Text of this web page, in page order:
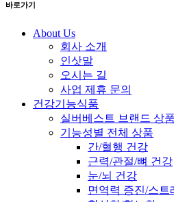
바로가기
About Us
회사 소개
인삿말
오시는 길
사업 제휴 문의
건강기능식품
실버베스트 브랜드 상품
기능성별 전체 상품
간/혈행 건강
근력/관절/뼈 건강
눈/뇌 건강
면역력 증진/스트